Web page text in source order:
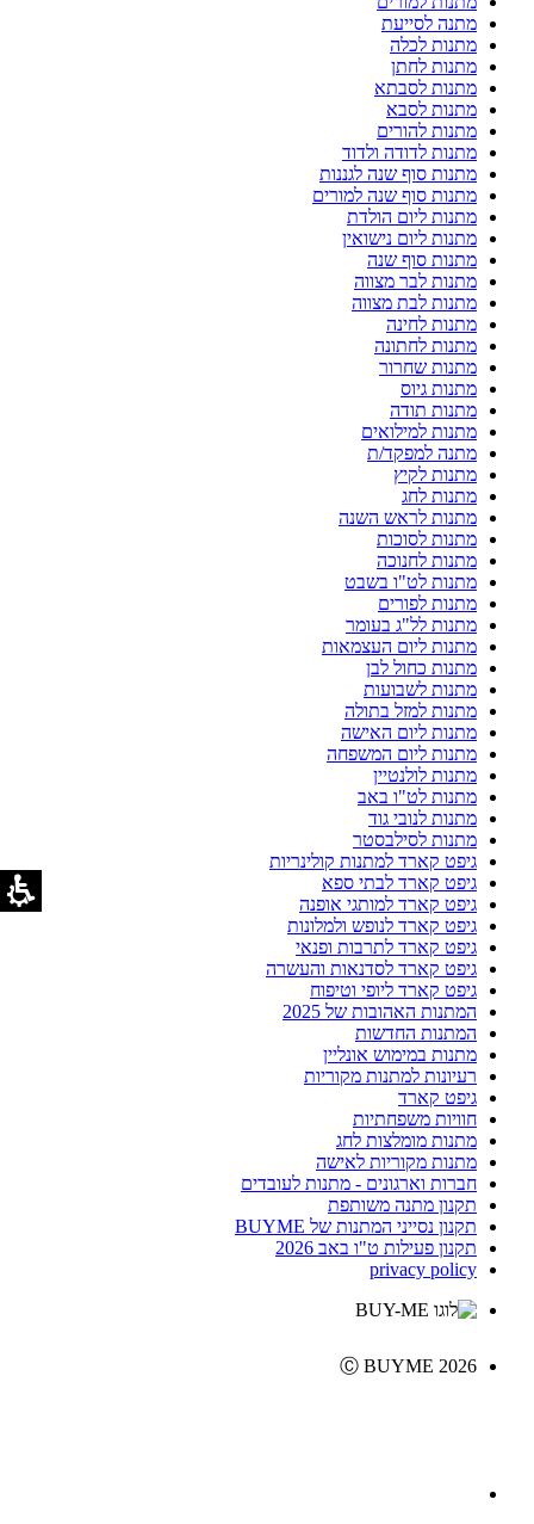
מתנה לסייעת
מתנות לכלה
מתנות לחתן
מתנות לסבתא
מתנות לסבא
מתנות להורים
מתנות לדודה ולדוד
מתנות סוף שנה לגננות
מתנות סוף שנה למורים
מתנות ליום הולדת
מתנות ליום נישואין
מתנות סוף שנה
מתנות לבר מצווה
מתנות לבת מצווה
מתנות לחינה
מתנות לחתונה
מתנות שחרור
מתנות גיוס
מתנות תודה
מתנות למילואים
מתנה למפקד/ת
מתנות לקיץ
מתנות לחג
מתנות לראש השנה
מתנות לסוכות
מתנות לחנוכה
מתנות לט"ו בשבט
מתנות לפורים
מתנות לל"ג בעומר
מתנות ליום העצמאות
מתנות כחול לבן
מתנות לשבועות
מתנות למזל בתולה
מתנות ליום האישה
מתנות ליום המשפחה
מתנות לולנטיין
מתנות לט"ו באב
מתנות לנובי גוד
מתנות לסילבסטר
גיפט קארד למתנות קולינריות
גיפט קארד לבתי ספא
גיפט קארד למותגי אופנה
גיפט קארד לנופש ולמלונות
גיפט קארד לתרבות ופנאי
גיפט קארד לסדנאות והעשרה
גיפט קארד ליופי וטיפוח
המתנות האהובות של 2025
המתנות החדשות
מתנות במימוש אונליין
רעיונות למתנות מקוריות
גיפט קארד
חוויות משפחתיות
מתנות מומלצות לחג
מתנות מקוריות לאישה
חברות וארגונים - מתנות לעובדים
תקנון מתנה משותפת
תקנון נסייני המתנות של BUYME
תקנון פעילות ט"ו באב 2026
privacy policy
Ⓒ BUYME 2026